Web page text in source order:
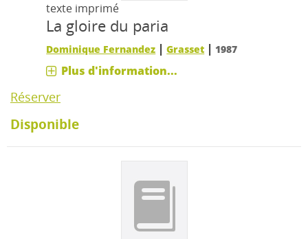
texte imprimé
La gloire du paria
Dominique Fernandez |Grasset | 1987
Plus d'information...
Réserver
Disponible